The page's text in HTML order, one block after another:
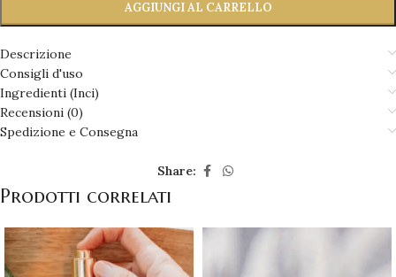
AGGIUNGI AL CARRELLO
Descrizione
Consigli d'uso
Ingredienti (Inci)
Recensioni (0)
Spedizione e Consegna
Share:
Prodotti correlati